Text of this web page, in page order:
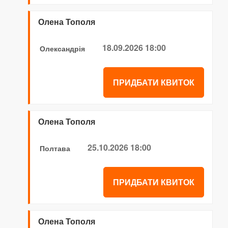
Олена Тополя
Олександрія 18.09.2026 18:00
ПРИДБАТИ КВИТОК
Олена Тополя
Полтава 25.10.2026 18:00
ПРИДБАТИ КВИТОК
Олена Тополя